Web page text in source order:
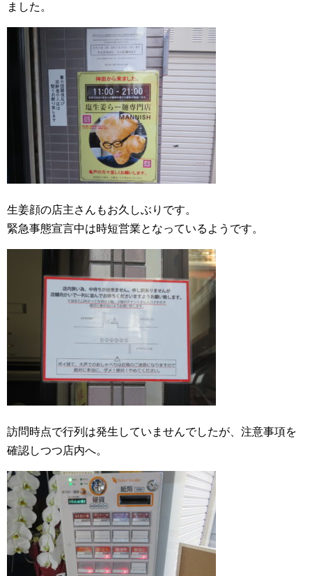
ました。
生姜顔の店主さんもお久しぶりです。
緊急事態宣言中は時短営業となっているようです。
訪問時点で行列は発生していませんでしたが、注意事項を
確認しつつ店内へ。